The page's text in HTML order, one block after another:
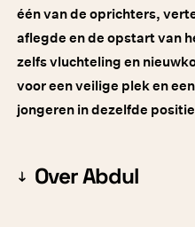
één van de oprichters,
aflegde en de opstart van
zelfs vluchteling en
voor een veilige plek en
jongeren in dezelfde
Over Abdul